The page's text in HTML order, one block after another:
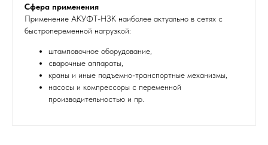
Сфера применения
Применение АКУФТ-НЗК наиболее актуально в сетях с
быстропеременной нагрузкой:
штамповочное оборудование,
сварочные аппараты,
краны и иные подъемно-транспортные механизмы,
насосы и компрессоры с переменной
производительностью и пр.